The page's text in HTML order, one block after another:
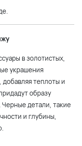
в золотистых,
украшения
добавляя теплоты и
образу
Черные детали, такие
и глубины,